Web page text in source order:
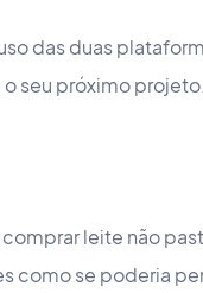
das duas
seu próximo projeto.
leite não
como se poderia